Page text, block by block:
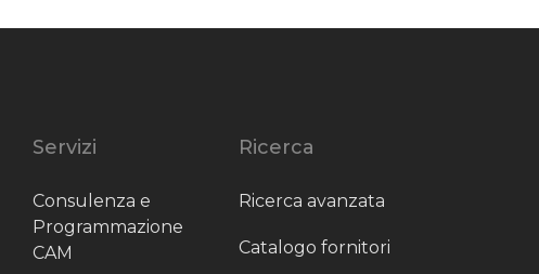
Servizi
Consulenza e
Programmazione
CAM
Ricerca
Ricerca avanzata
Catalogo fornitori